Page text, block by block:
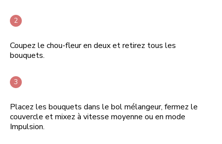
Coupez le chou-fleur en deux et retirez tous les
bouquets.
Placez les bouquets dans le bol mélangeur, fermez le
couvercle et mixez à vitesse moyenne ou en mode
Impulsion.